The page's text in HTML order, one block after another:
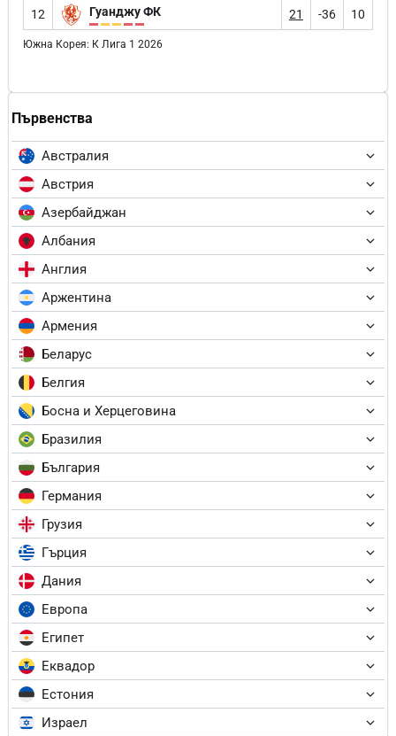
Първенства
Австралия
Австрия
Азербайджан
Албания
Англия
Аржентина
Армения
Беларус
Белгия
Босна и Херцеговина
Бразилия
България
Германия
Грузия
Гърция
Дания
Европа
Египет
Еквадор
Естония
Израел
12 Гуанджу ФК 21 -36 10
Южна Корея: К Лига 1 2026